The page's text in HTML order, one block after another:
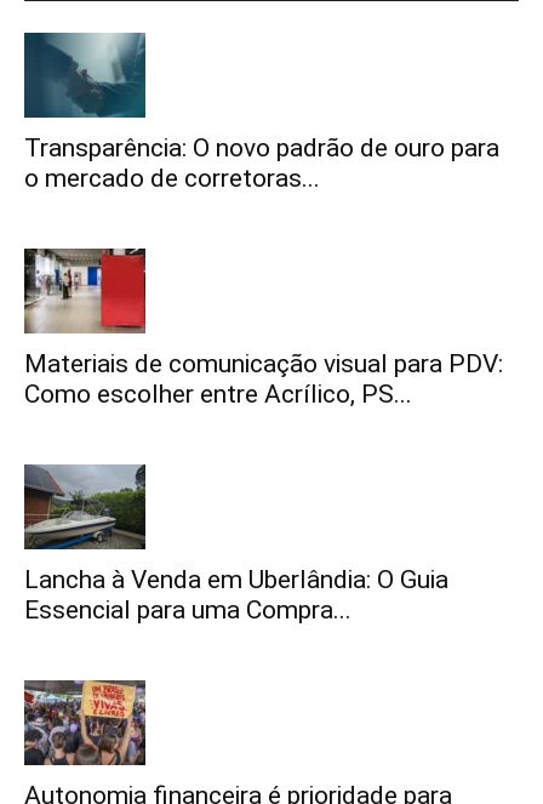
Transparência: O novo padrão de ouro para
o mercado de corretoras...
Materiais de comunicação visual para PDV:
Como escolher entre Acrílico, PS...
Lancha à Venda em Uberlândia: O Guia
Essencial para uma Compra...
Autonomia financeira é prioridade para